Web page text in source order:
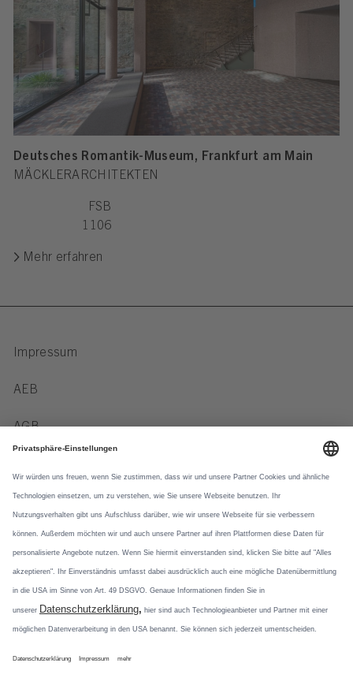
Deutsches Romantik-Museum, Frankfurt am Main
MÄCKLERARCHITEKTEN
FSB
1106
Mehr erfahren
Impressum
AEB
AGB
Datenschutz
Datennutzung
Mit unseren
Newsletterformaten
informieren wir über
Instagram